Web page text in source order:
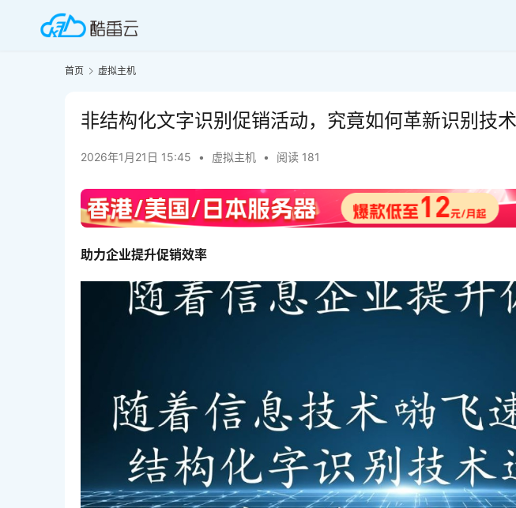
首页 虚拟主机
非结构化文字识别促销活动，究竟如何革新识别技术
2026年1月21日 15:45 • 虚拟主机 • 阅读 181
助力企业提升促销效率